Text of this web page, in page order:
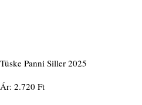
Tüske Panni Siller 2025
Ár: 2.720 Ft